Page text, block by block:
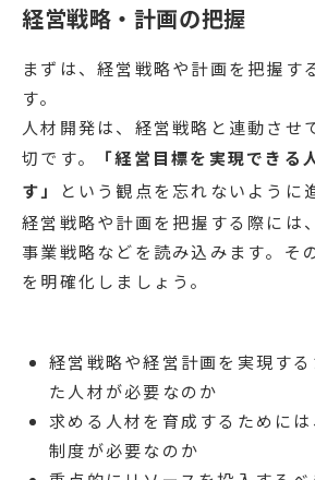
経営戦略・計画の把握
まずは、経営戦略や計画を把握す
す。
人材開発は、経営戦略と連動させ
切です。
「経営目標を実現できる
す」
という観点を忘れないように
経営戦略や計画を把握する際には
事業戦略などを読み込みます。そ
を明確化しましょう。
経営戦略や経営計画を実現す
た人材が必要なのか
求める人材を育成するために
制度が必要なのか